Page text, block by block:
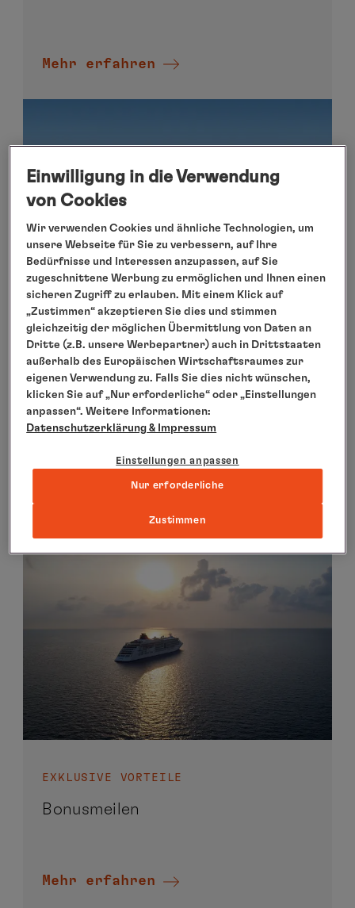
Mehr erfahren
AUSGEWÄHLTE REISEN
Prämienangebote
Mehr erfahren
EXKLUSIVE VORTEILE
Bonusmeilen
Mehr erfahren
Einwilligung in die Verwendung
von Cookies
Wir verwenden Cookies und ähnliche Technologien, um
unsere Webseite für Sie zu verbessern, auf Ihre
Bedürfnisse und Interessen anzupassen, auf Sie
zugeschnittene Werbung zu ermöglichen und Ihnen einen
sicheren Zugriff zu erlauben. Mit einem Klick auf
„Zustimmen“ akzeptieren Sie dies und stimmen
gleichzeitig der möglichen Übermittlung von Daten an
Dritte (z.B. unsere Werbepartner) auch in Drittstaaten
außerhalb des Europäischen Wirtschaftsraumes zur
eigenen Verwendung zu. Falls Sie dies nicht wünschen,
klicken Sie auf „Nur erforderliche“ oder „Einstellungen
anpassen“. Weitere Informationen:
Datenschutzerklärung & Impressum
Einstellungen anpassen
Nur erforderliche
Zustimmen